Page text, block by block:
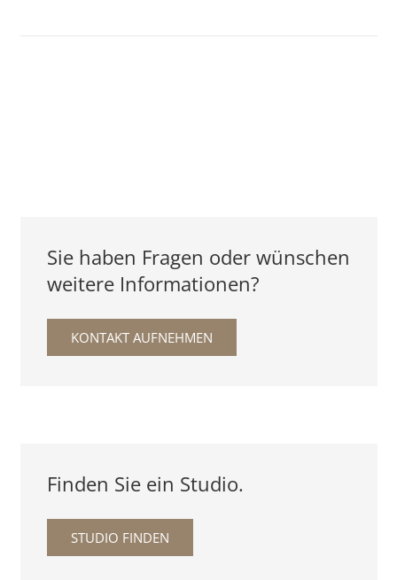
Sie haben Fragen oder wünschen
weitere Informationen?
KONTAKT AUFNEHMEN
Finden Sie ein Studio.
STUDIO FINDEN